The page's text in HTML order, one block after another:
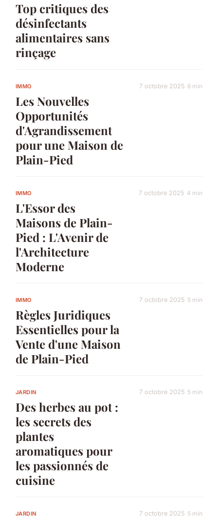
Top critiques des
désinfectants
alimentaires sans
rinçage
IMMO
Les Nouvelles
Opportunités
d'Agrandissement
pour une Maison de
Plain-Pied
7 octobre 2025 6 min
IMMO
L'Essor des
Maisons de Plain-
Pied : L'Avenir de
l'Architecture
Moderne
7 octobre 2025 4 min
IMMO
Règles Juridiques
Essentielles pour la
Vente d'une Maison
de Plain-Pied
7 octobre 2025 5 min
JARDIN
Des herbes au pot :
les secrets des
plantes
aromatiques pour
les passionnés de
cuisine
7 octobre 2025 5 min
JARDIN 7 octobre 2025 5 min